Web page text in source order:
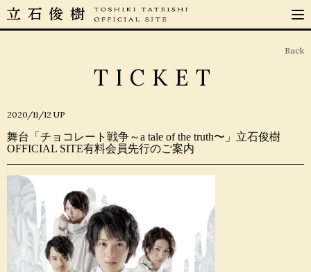
TICKET
Back
2020/11/12 UP
舞台「チョコレート戦争～a tale of the truth〜」立石俊樹
OFFICIAL SITE有料会員先行のご案内